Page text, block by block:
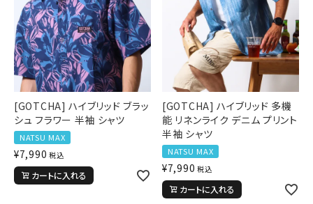
search
価格から探す
円 ～ 円
並び順
カテゴリ
[GOTCHA] ハイブリッド ブラッ
シュ フラワー 半袖 シャツ
NATSU MAX
¥7,990 税込
カートに入れる
[GOTCHA] ハイブリッド 多機
能 リネンライク デニム プリント
半袖 シャツ
NATSU MAX
¥7,990 税込
カートに入れる